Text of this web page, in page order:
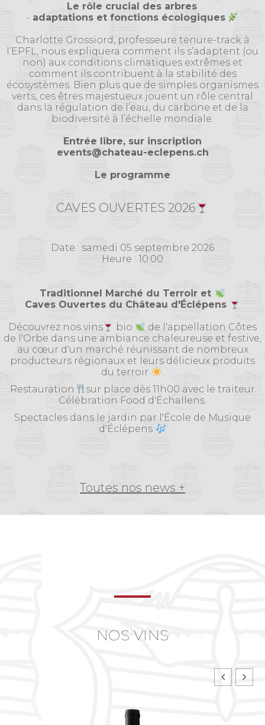
Le rôle crucial des arbres
- adaptations et fonctions écologiques
Charlotte Grossiord, professeure tenure-track à
l’EPFL, nous expliquera comment ils s’adaptent (ou
non) aux conditions climatiques extrêmes et
comment ils contribuent à la stabilité des
écosystèmes. Bien plus que de simples organismes
verts, ces êtres majestueux jouent un rôle central
dans la régulation de l’eau, du carbone et de la
biodiversité à l’échelle mondiale.
Entrée libre, sur inscription
events@chateau-eclepens.ch
Le programme
CAVES OUVERTES 2026
Date : samedi 05 septembre 2026
Heure : 10:00
Traditionnel Marché du Terroir et
Caves Ouvertes du Château d'Éclépens
Découvrez nos vins
bio
de l'appellation Côtes
de l'Orbe dans une ambiance chaleureuse et festive,
au cœur d'un marché réunissant de nombreux
producteurs régionaux et leurs délicieux produits
du terroir
.
Restauration
sur place dès 11h00 avec le traiteur
Célébration Food d'Échallens.
Spectacles dans le jardin par l'École de Musique
d'Éclépens
Toutes nos news +
NOS VINS